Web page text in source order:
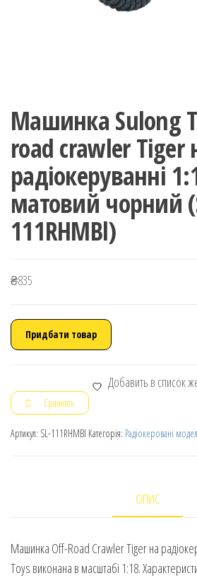
Машинка Sulong
road crawler Tiger
радіокеруванні
матовий чорний
111RHMBl)
₴835
Придбати товар
Добавить в список
Сравнить
Артикул: SL-111RHMBl Категорія: Радіокеровані
ОПИС
Машинка Off-Road Crawler Tiger на
Toys виконана в масштабі 1:18.